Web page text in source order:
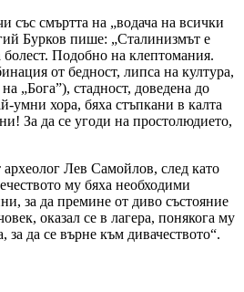
със смъртта на „водача на всички
Бурков пише: „Сталинизмът е
Подобно на клептомания.
от бедност, липса на култура,
„Бога”), стадност, доведена до
умни хора, бяха стъпкани в калта
За да се угоди на простолюдието,
Лев Самойлов, след като
му бяха необходими
за да премине от диво състояние
оказал се в лагера, понякога му
за да се върне към дивачеството“.